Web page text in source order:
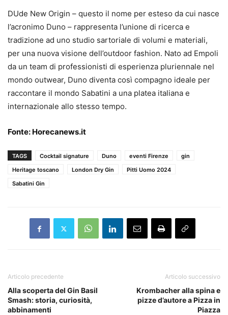
DUde New Origin – questo il nome per esteso da cui nasce
l’acronimo Duno – rappresenta l’unione di ricerca e
tradizione ad uno studio sartoriale di volumi e materiali,
per una nuova visione dell’outdoor fashion. Nato ad Empoli
da un team di professionisti di esperienza pluriennale nel
mondo outwear, Duno diventa così compagno ideale per
raccontare il mondo Sabatini a una platea italiana e
internazionale allo stesso tempo.
Fonte: Horecanews.it
TAGS Cocktail signature Duno eventi Firenze
gin
Heritage toscano
London Dry Gin
Pitti Uomo 2024
Sabatini Gin
Articolo precedente
Alla scoperta del Gin Basil
Smash: storia, curiosità,
abbinamenti
Articolo successivo
Krombacher alla spina e
pizze d’autore a Pizza in
Piazza